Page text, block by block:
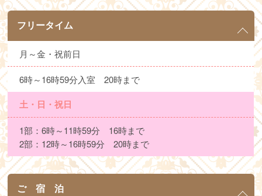
フリータイム
月～金・祝前日
6時～16時59分入室 20時まで
土・日・祝日
1部：6時～11時59分 16時まで
2部：12時～16時59分 20時まで
ご 宿 泊